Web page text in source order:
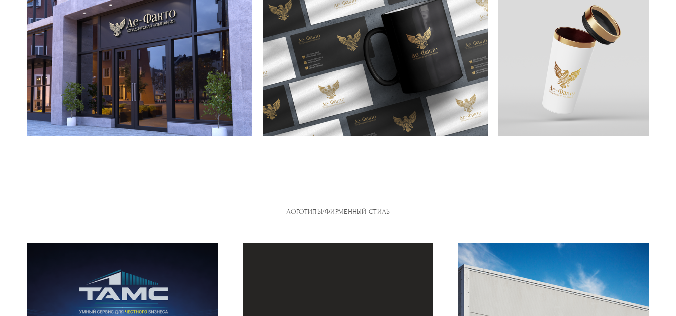
ЛОГОТИПЫ/ФИРМЕННЫЙ СТИЛЬ